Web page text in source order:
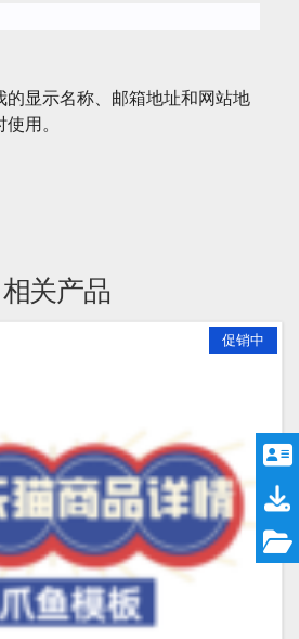
的显示名称、邮箱地址和网站地
用。
相关产品
促销中